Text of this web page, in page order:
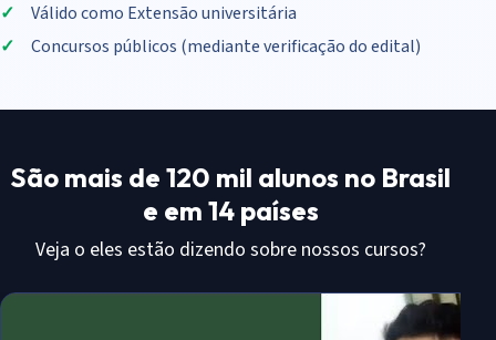
Válido como Extensão universitária
Concursos públicos (mediante verificação do edital)
São mais de 120 mil alunos no Brasil
e em 14 países
Veja o eles estão dizendo sobre nossos cursos?